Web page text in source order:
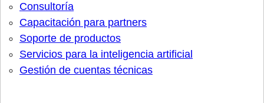
Consultoría
Capacitación para partners
Soporte de productos
Servicios para la inteligencia artificial
Gestión de cuentas técnicas